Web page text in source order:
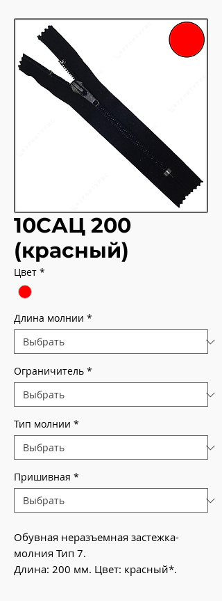
10САЦ 200
(красный)
Цвет *
Длина молнии *
Ограничитель *
Тип молнии *
Пришивная *
Обувная неразъемная застежка-
молния Тип 7.
Длина: 200 мм. Цвет: красный*.